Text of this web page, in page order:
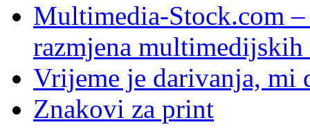
Multimedia-Stock.com –
razmjena multimedijskih
Vrijeme je darivanja, mi
Znakovi za print